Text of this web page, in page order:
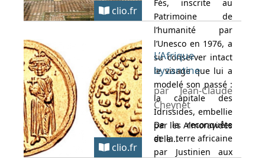
clio.fr
Fès, inscrite au
Patrimoine de
l’humanité par
l’Unesco en 1976, a
su conserver intact
le visage que lui a
modelé son passé :
la capitale des
Idrissides, embellie
par les Almoravides
et le...
clio.fr
L’Afrique
byzantine
par Jean-Claude
Cheynet
De la reconquête
de la terre africaine
par Justinien aux